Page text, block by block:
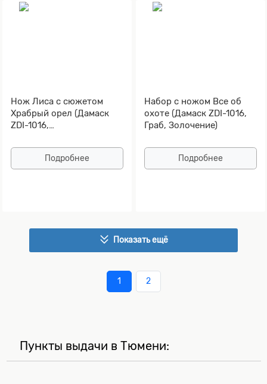
Нож Лиса с сюжетом
Храбрый орел (Дамаск
ZDI-1016,
карельская береза)
Подробнее
Набор с ножом Все об
охоте (Дамаск ZDI-1016,
Граб, Золочение)
Подробнее
Показать ещё
1 2
Пункты выдачи в Тюмени: